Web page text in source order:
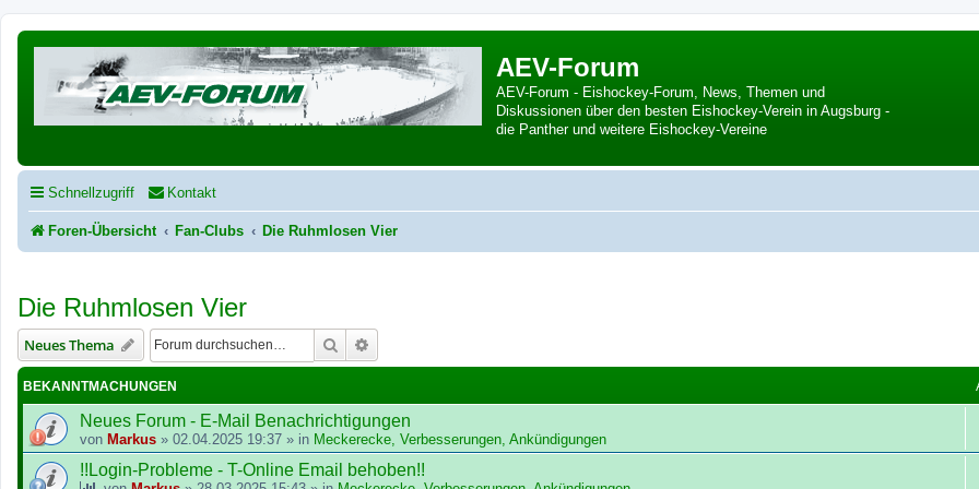
AEV-Forum
AEV-Forum - Eishockey-Forum, News, Themen und
Diskussionen über den besten Eishockey-Verein in Augsburg -
die Panther und weitere Eishockey-Vereine
Schnellzugriff Kontakt
Foren-Übersicht Fan-Clubs Die Ruhmlosen Vier
Die Ruhmlosen Vier
Neues Thema Suche
BEKANNTMACHUNGEN
Neues Forum - E-Mail Benachrichtigungen
von Markus » 02.04.2025 19:37 » in Meckerecke, Verbesserungen, Ankündigungen
!!Login-Probleme - T-Online Email behoben!!